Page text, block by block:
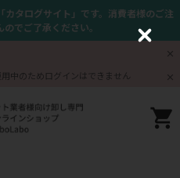
タログサイト」です。消費者様のご注
でご了承ください。
中のためログインはできません
C